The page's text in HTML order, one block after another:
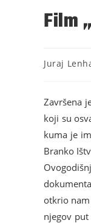
Film
Juraj
Završena
koji su
kuma je
Branko
otkrio
njegov